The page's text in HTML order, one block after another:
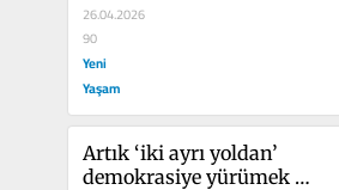
26.04.2026
90
Yeni
Yaşam
Artık ‘iki ayrı yoldan’
demokrasiye yürümek